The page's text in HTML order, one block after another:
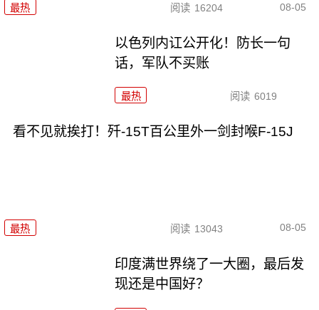
最热 阅读 16204 08-05
以色列内讧公开化！防长一句
话，军队不买账
最热 阅读 6019
看不见就挨打！歼-15T百公里外一剑封喉F-15J
最热 阅读 13043 08-05
印度满世界绕了一大圈，最后发
现还是中国好？